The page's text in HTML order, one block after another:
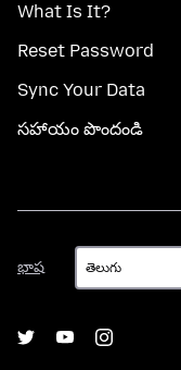
What Is It?
Reset Password
Sync Your Data
సహాయం పొందండి
భాష
భాష